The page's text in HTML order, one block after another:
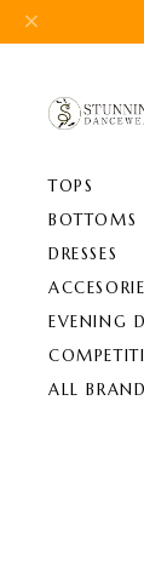
TOPS
BOTTOMS
DRESSES
EVENING
ALL